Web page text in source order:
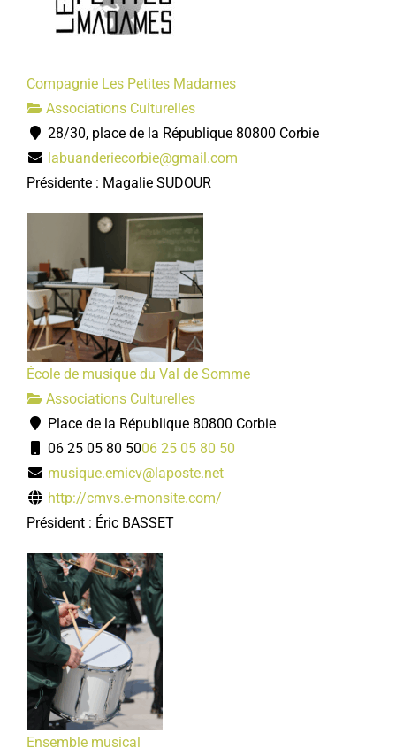
Compagnie Les Petites Madames
Associations Culturelles
28/30, place de la République 80800 Corbie
labuanderiecorbie@gmail.com
Présidente : Magalie SUDOUR
École de musique du Val de Somme
Associations Culturelles
Place de la République 80800 Corbie
06 25 05 80 5006 25 05 80 50
musique.emicv@laposte.net
http://cmvs.e-monsite.com/
Président : Éric BASSET
Ensemble musical